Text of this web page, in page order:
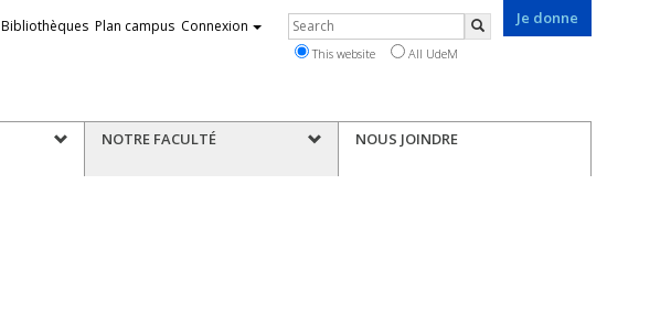
Je donne
Bibliothèques Plan campus Connexion Rechercher
This website All UdeM
NOTRE FACULTÉ NOUS JOINDRE